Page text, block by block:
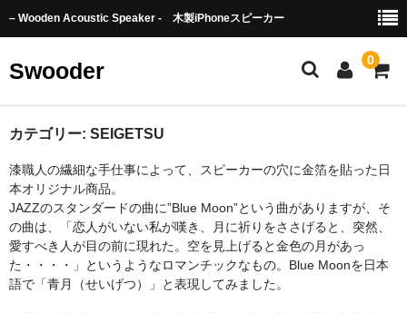
– Wooden Acoustic Speaker - 木製iPhoneスピーカー
Swooder 0
Swooderとは
Video
English Page
Order from oveseas
TOWADA Story
カテゴリー: SEIGETSU
漆職人の繊細な手仕事によって、スピーカーの穴に金箔を貼った日
本オリジナル商品。
JAZZのスタンダードの曲に”Blue Moon”という曲がありますが、そ
の曲は、「恋人がいない私が嘆き、月に祈りをささげると、突然、
愛すべき人が目の前に現れた。空を見上げると金色の月があっ
た・・・・」というようなロマンチックなもの。Blue Moonを日本
語で「青月（せいげつ）」と表現してみました。